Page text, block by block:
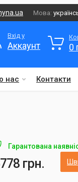
Мова:
нас Контакти
Вхід у
Аккаунт 0
Гарантована
грн.